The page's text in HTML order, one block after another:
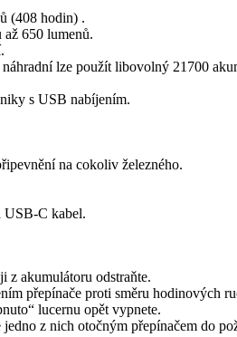
(408 hodin) .
650 lumenů.
lze použít libovolný 21700
s USB nabíjením.
na cokoliv železného.
USB-C kabel.
z akumulátoru odstraňte.
přepínače proti směru hodinových
lucernu opět vypnete.
z nich otočným přepínačem do